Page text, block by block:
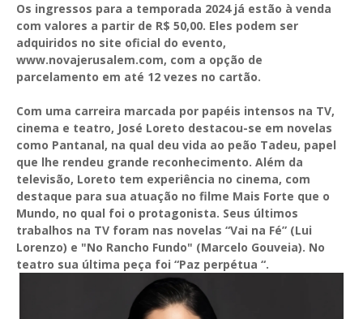
Os ingressos para a temporada 2024 já estão à venda
com valores a partir de R$ 50,00. Eles podem ser
adquiridos no site oficial do evento,
www.novajerusalem.com, com a opção de
parcelamento em até 12 vezes no cartão.
Com uma carreira marcada por papéis intensos na TV,
cinema e teatro, José Loreto destacou-se em novelas
como Pantanal, na qual deu vida ao peão Tadeu, papel
que lhe rendeu grande reconhecimento. Além da
televisão, Loreto tem experiência no cinema, com
destaque para sua atuação no filme Mais Forte que o
Mundo, no qual foi o protagonista. Seus últimos
trabalhos na TV foram nas novelas “Vai na Fé” (Lui
Lorenzo) e "No Rancho Fundo" (Marcelo Gouveia). No
teatro sua última peça foi “Paz perpétua “.